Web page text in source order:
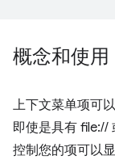
概念和使用
上下文菜单项可
即使是具有 file://
控制您的项可以